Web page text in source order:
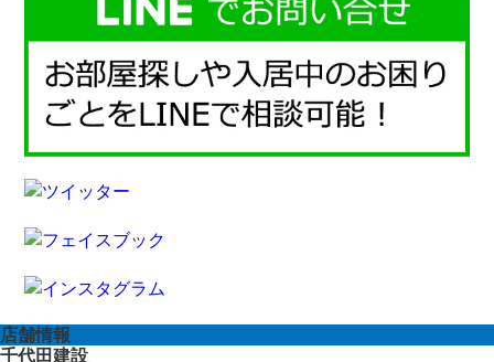
店舗情報
千代田建設